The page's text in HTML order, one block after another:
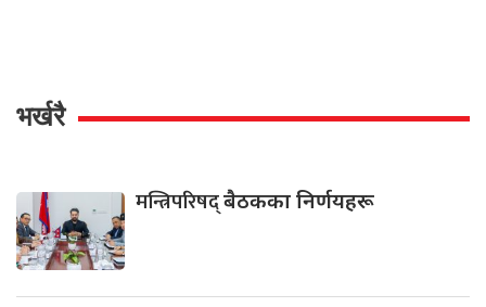
भर्खरै
मन्त्रिपरिषद्बैठकका निर्णयहरू